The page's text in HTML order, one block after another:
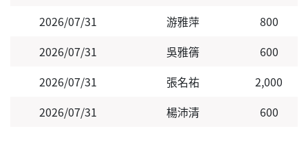
2026/07/31
游雅萍
800
2026/07/31
吳雅篟
600
2026/07/31
張名祐
2,000
2026/07/31
楊沛清 600